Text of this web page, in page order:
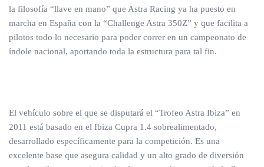
la filosofía “llave en mano” que Astra Racing ya ha puesto en
marcha en España con la “Challenge Astra 350Z” y que facilita a
pilotos todo lo necesario para poder correr en un campeonato de
índole nacional, aportando toda la estructura para tal fin.
El vehículo sobre el que se disputará el “Trofeo Astra Ibiza” en
2011 está basado en el Ibiza Cupra 1.4 sobrealimentado,
desarrollado específicamente para la competición. Es una
excelente base que asegura calidad y un alto grado de diversión